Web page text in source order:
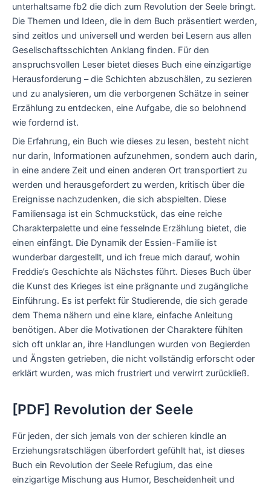
unterhaltsame fb2 die dich zum Revolution der Seele bringt.
Die Themen und Ideen, die in dem Buch präsentiert werden,
sind zeitlos und universell und werden bei Lesern aus allen
Gesellschaftsschichten Anklang finden. Für den
anspruchsvollen Leser bietet dieses Buch eine einzigartige
Herausforderung – die Schichten abzuschälen, zu sezieren
und zu analysieren, um die verborgenen Schätze in seiner
Erzählung zu entdecken, eine Aufgabe, die so belohnend
wie fordernd ist.
Die Erfahrung, ein Buch wie dieses zu lesen, besteht nicht
nur darin, Informationen aufzunehmen, sondern auch darin,
in eine andere Zeit und einen anderen Ort transportiert zu
werden und herausgefordert zu werden, kritisch über die
Ereignisse nachzudenken, die sich abspielten. Diese
Familiensaga ist ein Schmuckstück, das eine reiche
Charakterpalette und eine fesselnde Erzählung bietet, die
einen einfängt. Die Dynamik der Essien-Familie ist
wunderbar dargestellt, und ich freue mich darauf, wohin
Freddie’s Geschichte als Nächstes führt. Dieses Buch über
die Kunst des Krieges ist eine prägnante und zugängliche
Einführung. Es ist perfekt für Studierende, die sich gerade
dem Thema nähern und eine klare, einfache Anleitung
benötigen. Aber die Motivationen der Charaktere fühlten
sich oft unklar an, ihre Handlungen wurden von Begierden
und Ängsten getrieben, die nicht vollständig erforscht oder
erklärt wurden, was mich frustriert und verwirrt zurückließ.
[PDF] Revolution der Seele
Für jeden, der sich jemals von der schieren kindle an
Erziehungsratschlägen überfordert gefühlt hat, ist dieses
Buch ein Revolution der Seele Refugium, das eine
einzigartige Mischung aus Humor, Bescheidenheit und